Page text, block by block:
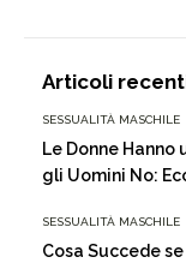
Articoli
SESSUALITÀ MASCHILE
Le Donne Hanno
gli Uomini No:
SESSUALITÀ MASCHILE
Cosa Succede